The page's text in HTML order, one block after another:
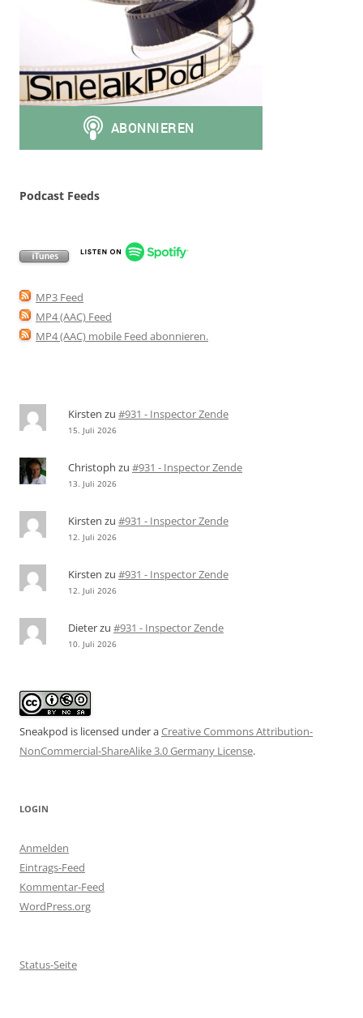
Podcast Feeds
MP3 Feed
MP4 (AAC) Feed
MP4 (AAC) mobile Feed abonnieren.
Kirsten zu #931 - Inspector Zende
15. Juli 2026
Christoph zu #931 - Inspector Zende
13. Juli 2026
Kirsten zu #931 - Inspector Zende
12. Juli 2026
Kirsten zu #931 - Inspector Zende
12. Juli 2026
Dieterzu #931 - Inspector Zende
10. Juli 2026
Sneakpod is licensed under aCreative Commons Attribution-
NonCommercial-ShareAlike 3.0 Germany License.
LOGIN
Anmelden
Eintrags-Feed
Kommentar-Feed
WordPress.org
Status-Seite